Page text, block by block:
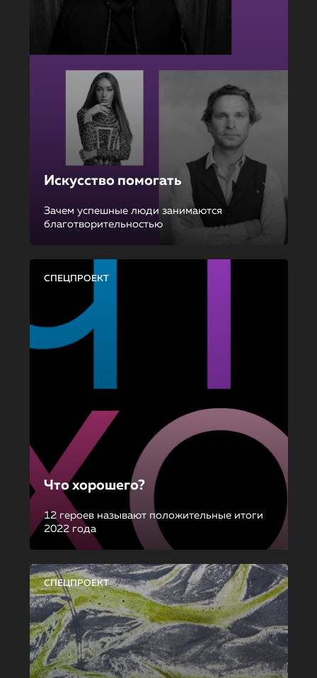
Искусство помогать
Зачем успешные люди занимаются
благотворительностью
СПЕЦПРОЕКТ
Что хорошего?
12 героев называют положительные итоги
2022 года
СПЕЦПРОЕКТ